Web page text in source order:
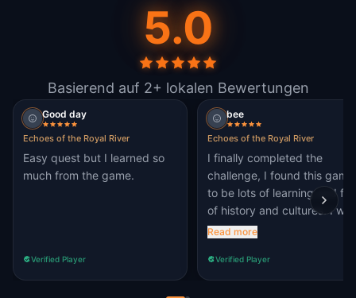
5.0
Basierend auf 2+ lokalen Bewertungen
Good day
Echoes of the Royal River
Easy quest but I learned so
much from the game.
Verified Player
bee
Echoes of the Royal River
I finally completed the
challenge, I found this game
to be lots of learning and full
of history and cultures. I will
highly recommend the
Read more
Verified Player